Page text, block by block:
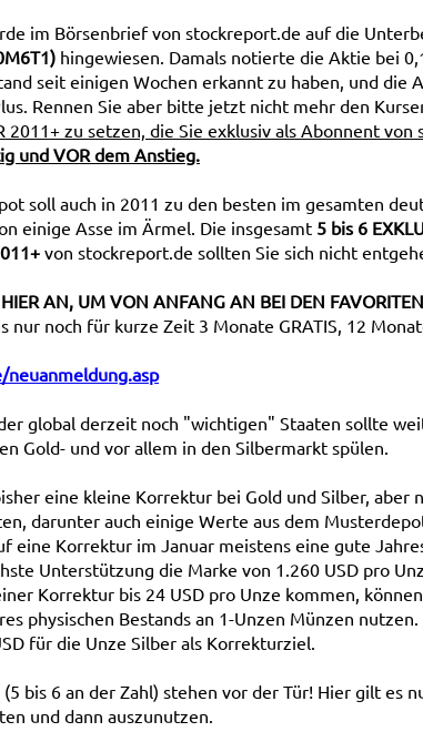
im Börsenbrief von stockreport.de auf die
hingewiesen. Damals notierte die Aktie bei
seit einigen Wochen erkannt zu haben, und die
Rennen Sie aber bitte jetzt nicht mehr den
2011+ zu setzen, die Sie exklusiv als Abonnent
und VOR dem Anstieg.
soll auch in 2011 zu den besten im gesamten
einige Asse im Ärmel. Die insgesamt 5 bis 6
von stockreport.de sollten Sie sich nicht
HIER AN, UM VON ANFANG AN BEI DEN
nur noch für kurze Zeit 3 Monate GRATIS, 12
global derzeit noch "wichtigen" Staaten sollte
Gold- und vor allem in den Silbermarkt spülen.
eine kleine Korrektur bei Gold und Silber, aber
darunter auch einige Werte aus dem
eine Korrektur im Januar meistens eine gute
Unterstützung die Marke von 1.260 USD pro
Korrektur bis 24 USD pro Unze kommen,
physischen Bestands an 1-Unzen Münzen
für die Unze Silber als Korrekturziel.
(5 bis 6 an der Zahl) stehen vor der Tür! Hier gilt es
und dann auszunutzen.